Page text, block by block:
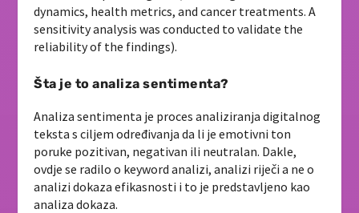
dynamics, health metrics, and cancer treatments. A
sensitivity analysis was conducted to validate the
reliability of the findings).
Šta je to analiza sentimenta?
Analiza sentimenta je proces analiziranja digitalnog
teksta s ciljem određivanja da li je emotivni ton
poruke pozitivan, negativan ili neutralan. Dakle,
ovdje se radilo o keyword analizi, analizi riječi a ne o
analizi dokaza efikasnosti i to je predstavljeno kao
analiza dokaza.